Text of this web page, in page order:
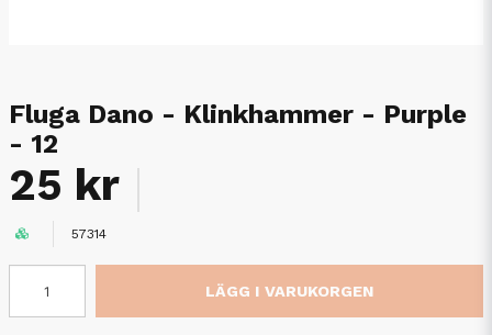
Fluga Dano - Klinkhammer - Purple
- 12
25 kr
57314
LÄGG I VARUKORGEN